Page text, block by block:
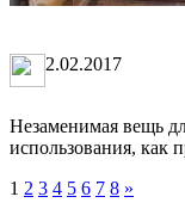
2.02.2017
Незаменимая вещь
использования, как
1 2 3 4 5 6 7 8 »